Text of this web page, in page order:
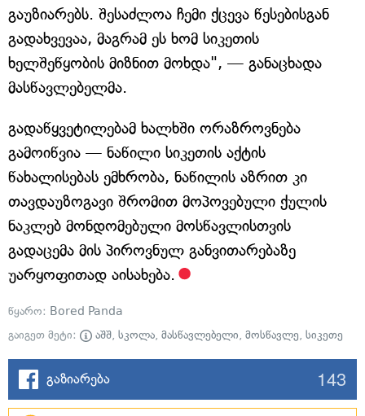
გაუზიარებს. შესაძლოა ჩემი ქცევა წესებისგან
გადახვევაა, მაგრამ ეს ხომ სიკეთის
ხელშეწყობის მიზნით მოხდა", — განაცხადა
მასწავლებელმა.
გადაწყვეტილებამ ხალხში ორაზროვნება
გამოიწვია — ნაწილი სიკეთის აქტის
წახალისებას ემხრობა, ნაწილის აზრით კი
თავდაუზოგავი შრომით მოპოვებული ქულის
ნაკლებ მონდომებული მოსწავლისთვის
გადაცემა მის პიროვნულ განვითარებაზე
უარყოფითად აისახება.
წყარო: Bored Panda
გაიგეთ მეტი:
აშშ, სკოლა, მასწავლებელი, მოსწავლე, სიკეთე
გაზიარება 143